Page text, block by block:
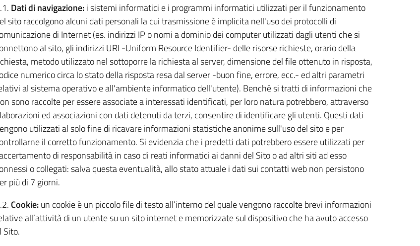
Dati di navigazione:i sistemi informatici e i programmi informatici utilizzati per il funzionamento
sito raccolgono alcuni dati personali la cui trasmissione è implicita nell'uso dei protocolli di
di Internet (es. indirizzi IP o nomi a dominio dei computer utilizzati dagli utenti che si
al sito, gli indirizzi URI -Uniform Resource Identifier- delle risorse richieste, orario della
metodo utilizzato nel sottoporre la richiesta al server, dimensione del file ottenuto in risposta,
numerico circa lo stato della risposta resa dal server -buon fine, errore, ecc.- ed altri parametri
al sistema operativo e all'ambiente informatico dell'utente). Benché si tratti di informazioni che
sono raccolte per essere associate a interessati identificati, per loro natura potrebbero, attraverso
ed associazioni con dati detenuti da terzi, consentire di identificare gli utenti. Questi dati
utilizzati al solo fine di ricavare informazioni statistiche anonime sull'uso del sito e per
il corretto funzionamento. Si evidenzia che i predetti dati potrebbero essere utilizzati per
di responsabilità in caso di reati informatici ai danni del Sito o ad altri siti ad esso
o collegati: salva questa eventualità, allo stato attuale i dati sui contatti web non persistono
più di 7 giorni.
Cookie:un cookie è un piccolo file di testo all’interno del quale vengono raccolte brevi informazioni
all’attività di un utente su un sito internet e memorizzate sul dispositivo che ha avuto accesso
Sito.